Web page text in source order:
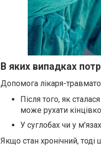
В яких випадках
Допомога лікаря-
Після того, як
може рухати
У суглобах чи у
Якщо стан хронічний,